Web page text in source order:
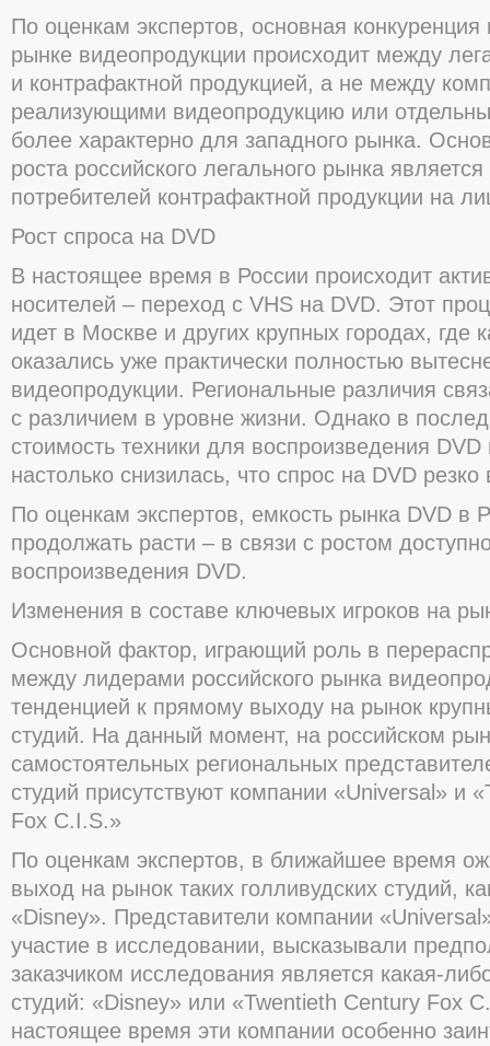
По оценкам экспертов, основная конкуренция
рынке видеопродукции происходит между
и контрафактной продукцией, а не между
реализующими видеопродукцию или
более характерно для западного рынка.
роста российского легального рынка
потребителей контрафактной продукции на
Рост спроса на DVD
В настоящее время в России происходит
носителей – переход с VHS на DVD. Этот
идет в Москве и других крупных городах, где
оказались уже практически полностью
видеопродукции. Региональные различия
с различием в уровне жизни. Однако в
стоимость техники для воспроизведения
настолько снизилась, что спрос на DVD резко
По оценкам экспертов, емкость рынка DVD в
продолжать расти – в связи с ростом
воспроизведения DVD.
Изменения в составе ключевых игроков на
Основной фактор, играющий роль в
между лидерами российского рынка
тенденцией к прямому выходу на рынок
студий. На данный момент, на российском
самостоятельных региональных
студий присутствуют компании «Universal» и
Fox C.I.S.»
По оценкам экспертов, в ближайшее время
выход на рынок таких голливудских студий,
«Disney». Представители компании
участие в исследовании, высказывали
заказчиком исследования является какая-
студий: «Disney» или «Twentieth Century Fox
настоящее время эти компании особенно